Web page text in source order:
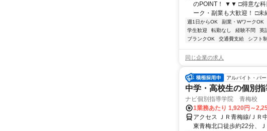
のPOINT！ ▼▼ □得意な科
ーク・副業も大歓迎！ □未
週1日からOK 副業・WワークOK
学生歓迎
転勤なし 経験不問 英
ブランクOK
交通費支給 シフト制
同じ企業の求人
アルバイト・パー
中学・高校生の個別
ナビ個別指導学院 青梅校
1業務あたり 1,920円～
アクセス ＪＲ青梅線/ＪＲ
東青梅北口徒歩約22分、